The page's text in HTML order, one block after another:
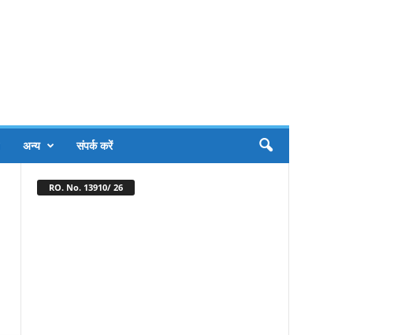
अन्य संपर्क करें
RO. No. 13910/ 26